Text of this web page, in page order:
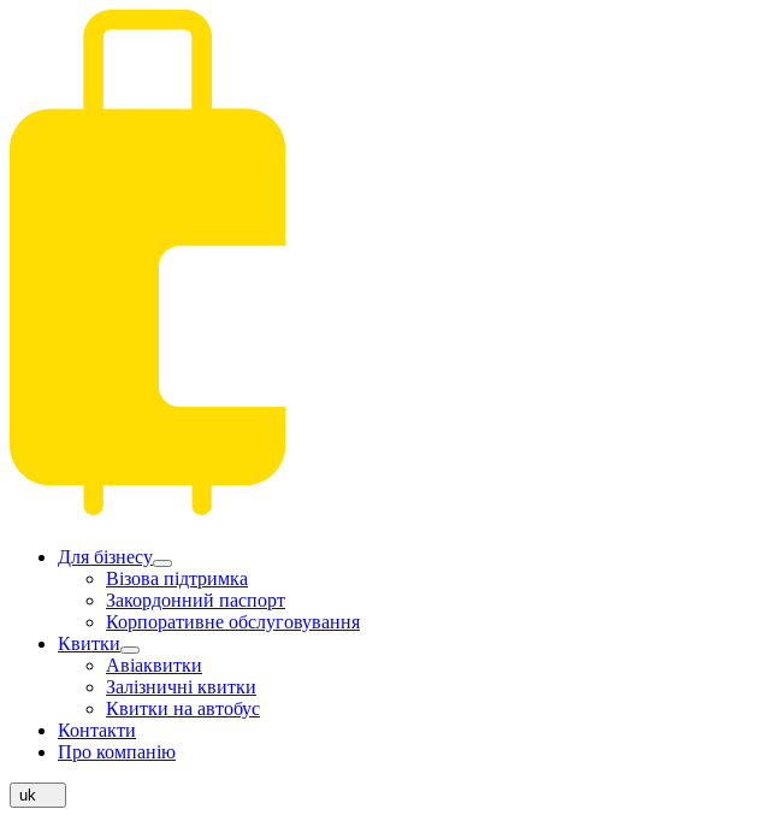
Для бізнесу
Візова підтримка
Закордонний паспорт
Корпоративне обслуговування
Квитки
Авіаквитки
Залізничні квитки
Квитки на автобус
Контакти
Про компанію
uk